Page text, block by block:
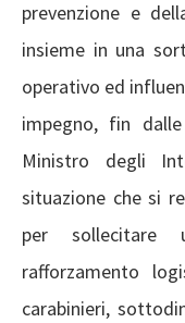
prevenzione e
insieme in una
operativo ed
impegno, fin
Ministro degli
situazione che si
per
rafforzamento
carabinieri,